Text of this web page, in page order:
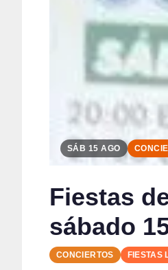
SÁB 15 AGO
Fiestas
sábado
CONCIERTOS FIESTAS